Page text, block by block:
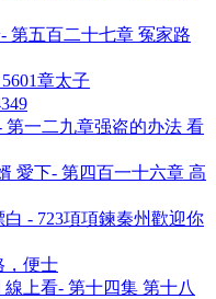
第五百二十七章 冤家路
章太子
第一二九章强盗的办法 看
愛下- 第四百一十六章 高
- 723項項鍊秦州歡迎你
，便士
上看- 第十四集 第十八